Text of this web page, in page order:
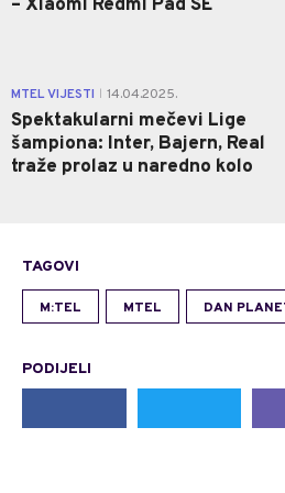
– Xiaomi Redmi Pad SE
MTEL VIJESTI 14.04.2025.
Spektakularni mečevi Lige
šampiona: Inter, Bajern, Real
traže prolaz u naredno kolo
TAGOVI
M:TEL MTEL DAN
PODIJELI